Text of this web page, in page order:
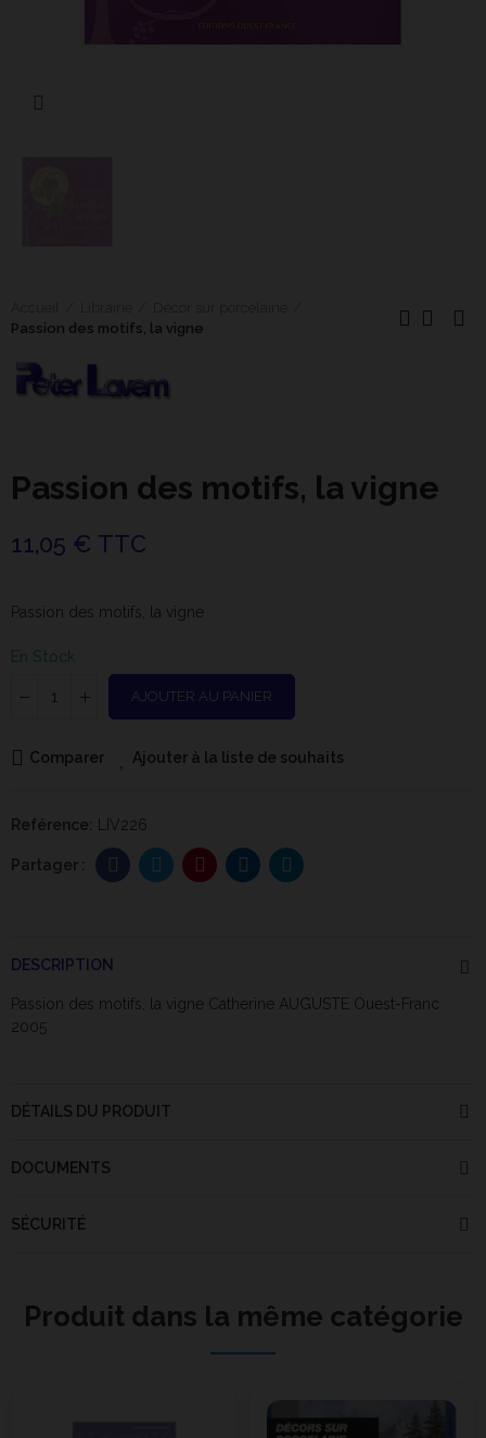
Passion des motifs, la vigne
Passion des motifs, la vigne
11,05 € TTC
Passion des motifs, la vigne
En Stock
AJOUTER AU PANIER
Comparer Ajouter à la liste de souhaits
Reférence: LIV226
DESCRIPTION
Passion des motifs, la vigne Catherine AUGUSTE Ouest-Franc
2005
DÉTAILS DU PRODUIT
DOCUMENTS
SÉCURITÉ
Produit dans la même catégorie